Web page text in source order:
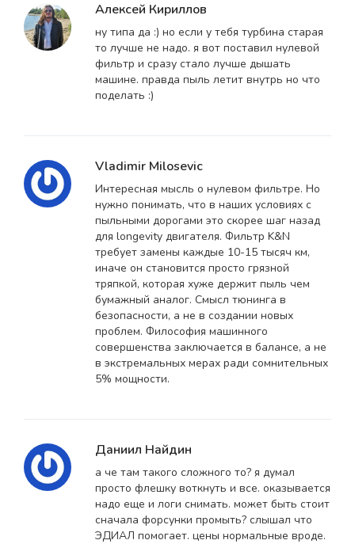
Алексей Кириллов
ну типа да :) но если у тебя турбина старая
то лучше не надо. я вот поставил нулевой
фильтр и сразу стало лучше дышать
машине. правда пыль летит внутрь но что
поделать :)
Vladimir Milosevic
Интересная мысль о нулевом фильтре. Но
нужно понимать, что в наших условиях с
пыльными дорогами это скорее шаг назад
для longevity двигателя. Фильтр K&N
требует замены каждые 10-15 тысяч км,
иначе он становится просто грязной
тряпкой, которая хуже держит пыль чем
бумажный аналог. Смысл тюнинга в
безопасности, а не в создании новых
проблем. Философия машинного
совершенства заключается в балансе, а не
в экстремальных мерах ради сомнительных
5% мощности.
Даниил Найдин
а че там такого сложного то? я думал
просто флешку воткнуть и все. оказывается
надо еще и логи снимать. может быть стоит
сначала форсунки промыть? слышал что
ЭДИАЛ помогает. цены нормальные вроде.